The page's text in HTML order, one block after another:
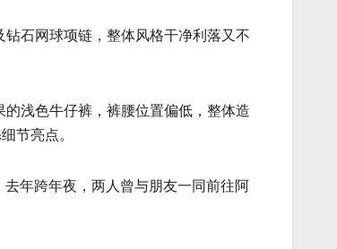
石网球项链，整体风格干净利落又不
浅色牛仔裤，裤腰位置偏低，整体造
节亮点。
年跨年夜，两人曾与朋友一同前往阿